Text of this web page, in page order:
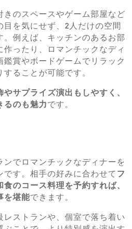
きのスペースやゲーム部屋など
を気にせず、2人だけの空間
。例えば、キッチンのあるお部
ったり、ロマンチックなディ
賞やボードゲームでリラック
ることが可能です。
サプライズ演出もしやすく、
るのも魅力です。
でロマンチックなディナーを
す。相手の好みに合わせて フ
のコース料理を予約すれば、
を堪能できます。
レストランや、個室で落ち着い